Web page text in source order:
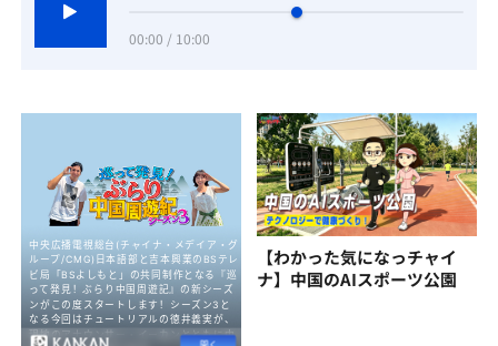
00:00 / 10:00
【わかった気になっチャイ
ナ】中国のAIスポーツ公園